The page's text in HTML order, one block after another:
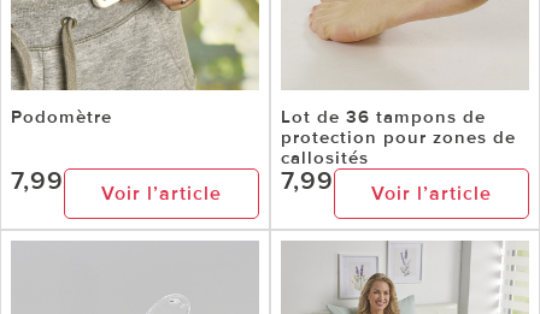
Podomètre
7,99 Voir l’article
Lot de 36 tampons de
protection pour zones de
callosités
7,99 Voir l’article